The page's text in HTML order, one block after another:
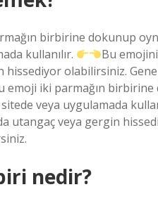
birbirine dokunup
kullanılır.
Bu
hissediyor olabilirsiniz.
emoji iki parmağın birbirine
veya uygulamada
utangaç veya gergin
nedir?